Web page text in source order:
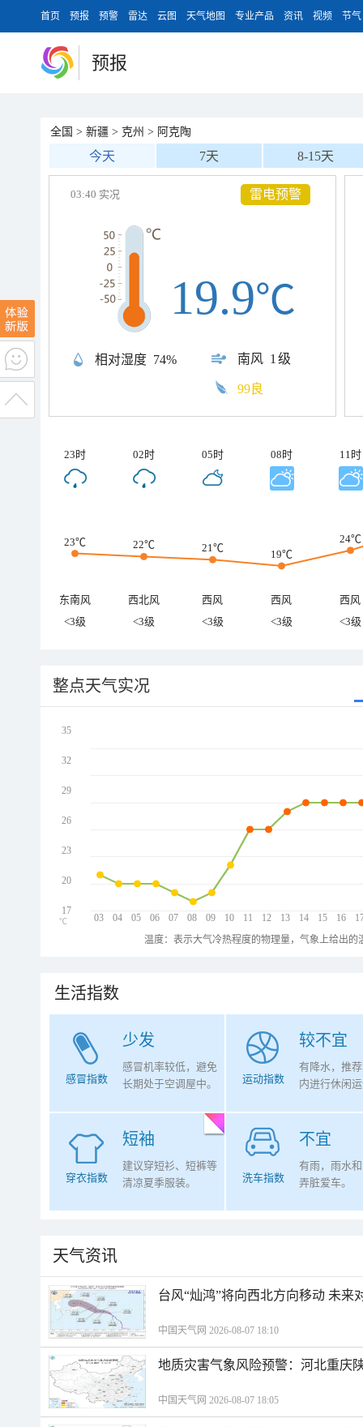
首页 预报 预警 雷达 云图 天气地图 专业产品 资讯 视频 节气
预报
全国 > 新疆 > 克州 > 阿克陶
今天 7天 8-15天
雷电预警
03:40 实况
相对湿度 74% 南风 1级
19.9℃
99良
23时 02时 05时 08时 11时
23℃ 22℃ 21℃
19℃
24℃
东南风 西北风 西风 西风
西风
<3级
<3级 <3级 <3级 <3级
整点天气实况
03 04 05 06 07 08 09 10 11 12 13 14 15 16
35
32
29
26
23
20
17
℃
温度：表示大气冷热程度的物理量，气象上给出
生活指数
少发
感冒指数
感冒机率较低，避免
长期处于空调屋中。
较不宜
运动指数
有降水，推
内进行休闲
短袖
穿衣指数
建议穿短衫、短裤等
清凉夏季服装。
不宜
洗车指数
有雨，雨水
弄脏爱车。
天气资讯
台风“灿鸿”将向西北方向移动 未来
中国天气网 2026-08-07 18:10
地质灾害气象风险预警：河北重庆
中国天气网 2026-08-07 18:05